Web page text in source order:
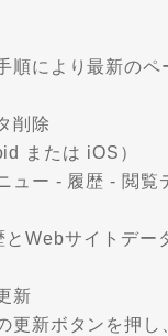
順により最新の
削除
または iOS）
ュー - 履歴 - 閲覧
Webサイトデー
新
更新ボタンを押